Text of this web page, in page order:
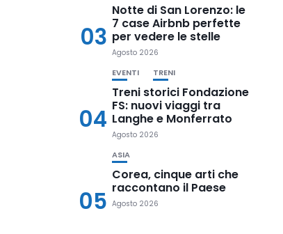
03
Notte di San Lorenzo: le
7 case Airbnb perfette
per vedere le stelle
Agosto 2026
04
EVENTI TRENI
Treni storici Fondazione
FS: nuovi viaggi tra
Langhe e Monferrato
Agosto 2026
05
ASIA
Corea, cinque arti che
raccontano il Paese
Agosto 2026